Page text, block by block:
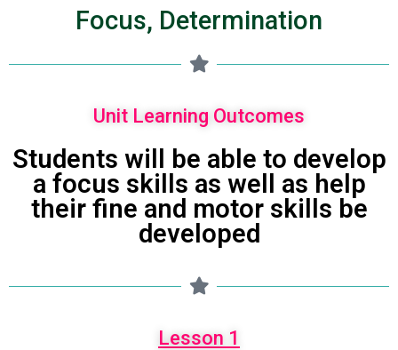
Focus, Determination
Unit Learning Outcomes
Students will be able to develop
a focus skills as well as help
their fine and motor skills be
developed
Lesson 1